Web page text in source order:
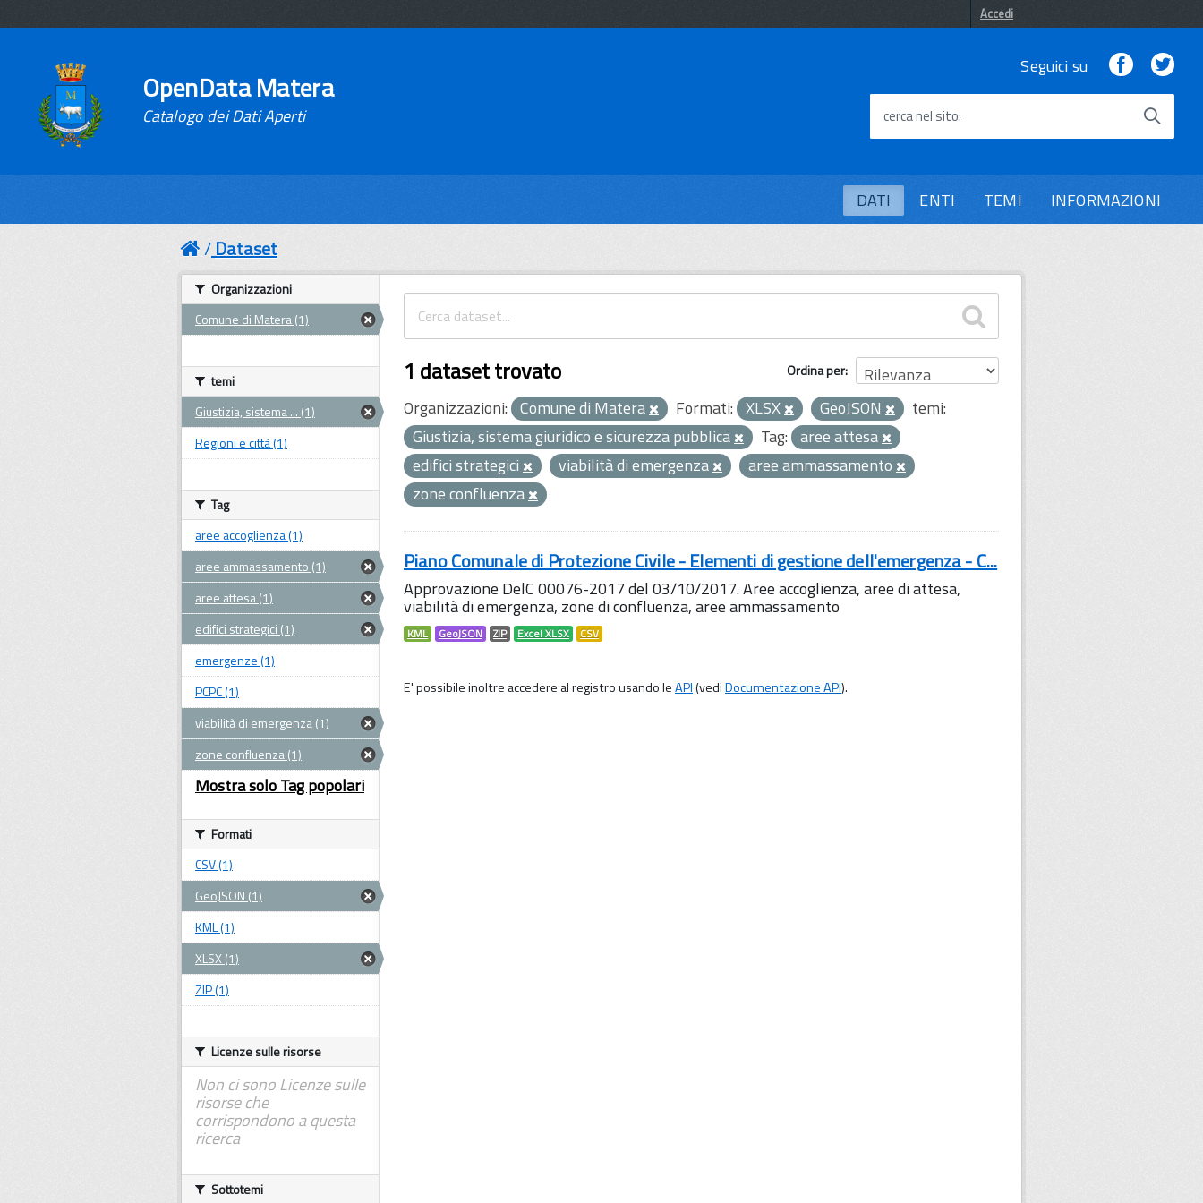
Accedi
OpenData Matera
Catalogo dei Dati Aperti
Seguici su Facebook
cerca nel sito
DATI ENTI TEMI INFORMAZIONI
Dataset
Ordina per
1 dataset trovato
Organizzazioni: Comune di Matera Formati: XLSX GeoJSON
temi:
Giustizia, sistema giuridico e sicurezza pubblica
Tag: aree attesa
edifici strategici
viabilità di emergenza
aree ammassamento
zone confluenza
Piano Comunale di Protezione Civile - Elementi di gestione dell'emergenza - C...
Approvazione DelC 00076-2017 del 03/10/2017. Aree accoglienza, aree di attesa,
viabilità di emergenza, zone di confluenza, aree ammassamento
KML GeoJSON ZIP Excel XLSX CSV
E' possibile inoltre accedere al registro usando leAPI(vediDocumentazione API).
Organizzazioni
Comune di Matera (1)
temi
Giustizia, sistema ... (1)
Regioni e città (1)
Tag
aree accoglienza (1)
aree ammassamento (1)
aree attesa (1)
edifici strategici (1)
emergenze (1)
PCPC (1)
viabilità di emergenza (1)
zone confluenza (1)
Mostra solo Tag popolari
Formati
CSV (1)
GeoJSON (1)
KML (1)
XLSX (1)
ZIP (1)
Licenze sulle risorse
Non ci sono Licenze sulle
risorse che
corrispondono a questa
ricerca
Sottotemi